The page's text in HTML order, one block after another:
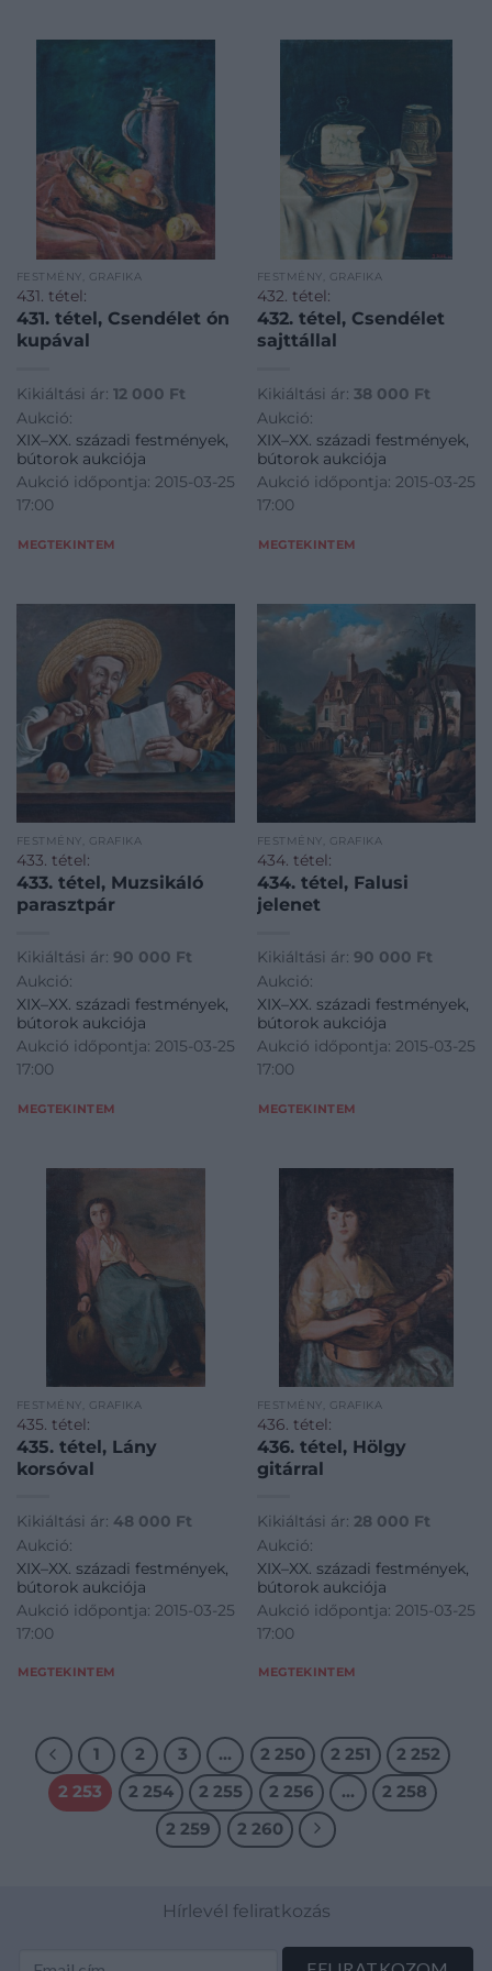
FESTMÉNY, GRAFIKA
431. tétel:
431. tétel, Csendélet ón
kupával
Kikiáltási ár: 12 000 Ft
Aukció:
XIX–XX. századi festmények,
bútorok aukciója
Aukció időpontja: 2015-03-25
17:00
MEGTEKINTEM
FESTMÉNY, GRAFIKA
432. tétel:
432. tétel, Csendélet
sajttállal
Kikiáltási ár: 38 000 Ft
Aukció:
XIX–XX. századi festmények,
bútorok aukciója
Aukció időpontja: 2015-03-25
17:00
MEGTEKINTEM
FESTMÉNY, GRAFIKA
433. tétel:
433. tétel, Muzsikáló
parasztpár
Kikiáltási ár: 90 000 Ft
Aukció:
XIX–XX. századi festmények,
bútorok aukciója
Aukció időpontja: 2015-03-25
17:00
MEGTEKINTEM
FESTMÉNY, GRAFIKA
434. tétel:
434. tétel, Falusi
jelenet
Kikiáltási ár: 90 000 Ft
Aukció:
XIX–XX. századi festmények,
bútorok aukciója
Aukció időpontja: 2015-03-25
17:00
MEGTEKINTEM
FESTMÉNY, GRAFIKA
435. tétel:
435. tétel, Lány
korsóval
Kikiáltási ár: 48 000 Ft
Aukció:
XIX–XX. századi festmények,
bútorok aukciója
Aukció időpontja: 2015-03-25
17:00
MEGTEKINTEM
FESTMÉNY, GRAFIKA
436. tétel:
436. tétel, Hölgy
gitárral
Kikiáltási ár: 28 000 Ft
Aukció:
XIX–XX. századi festmények,
bútorok aukciója
Aukció időpontja: 2015-03-25
17:00
MEGTEKINTEM
1 2 3 … 2 250 2 251
2 252
2 253
2 254 2 255 2 256 …
2 258
2 259
2 260
Hírlevél feliratkozás